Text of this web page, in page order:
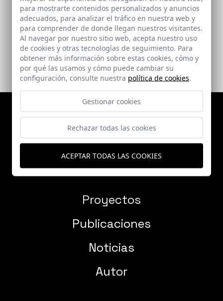
Casa Gales
Buenaventura (Panamá)
Proyectos
Publicaciones
Noticias
Autor
para mostrarte contenidos personalizados y anuncios
adecuados, para analizar el tráfico en nuestra web y
para comprender de donde llegan nuestros visitantes.
Al navegar por nuestro sitio web, acepta nuestro uso
de cookies y otras tecnologías de seguimiento. Para
obtener más información sobre estas cookies, cómo y
por qué las usamos y cómo puede cambiar su
configuración, consulte nuestra política de cookies.
Gestionar cookies
Rechazar todas las cookies
ACEPTAR TODAS LAS COOKIES